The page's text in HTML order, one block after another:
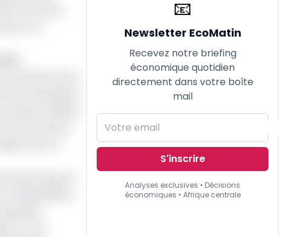
📧
Newsletter EcoMatin
Recevez notre briefing
économique quotidien
directement dans votre boîte
mail
S'inscrire
Analyses exclusives • Décisions
économiques • Afrique centrale